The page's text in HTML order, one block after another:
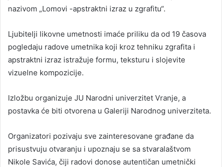
nazivom „Lomovi -apstraktni izraz u zgrafitu“.
Ljubitelji likovne umetnosti imaće priliku da od 19 časova
pogledaju radove umetnika koji kroz tehniku zgrafita i
apstraktni izraz istražuje formu, teksturu i slojevite
vizuelne kompozicije.
Izložbu organizuje JU Narodni univerzitet Vranje, a
postavka će biti otvorena u Galeriji Narodnog univerziteta.
Organizatori pozivaju sve zainteresovane građane da
prisustvuju otvaranju i upoznaju se sa stvaralaštvom
Nikole Savića, čiji radovi donose autentičan umetnički